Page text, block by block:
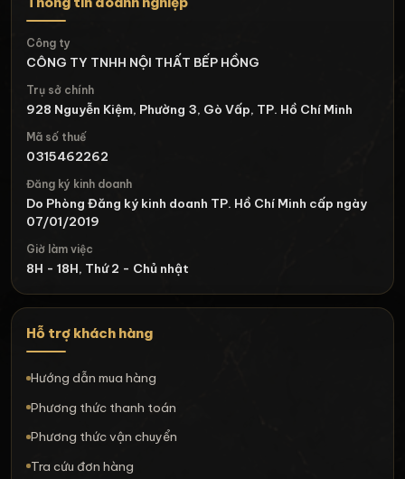
Công ty
CÔNG TY TNHH NỘI THẤT BẾP HỒNG
Trụ sở chính
928 Nguyễn Kiệm, Phường 3, Gò Vấp, TP. Hồ Chí Minh
Mã số thuế
0315462262
Đăng ký kinh doanh
Do Phòng Đăng ký kinh doanh TP. Hồ Chí Minh cấp ngày
07/01/2019
Giờ làm việc
8H - 18H, Thứ 2 - Chủ nhật
Hỗ trợ khách hàng
Hướng dẫn mua hàng
Phương thức thanh toán
Phương thức vận chuyển
Tra cứu đơn hàng